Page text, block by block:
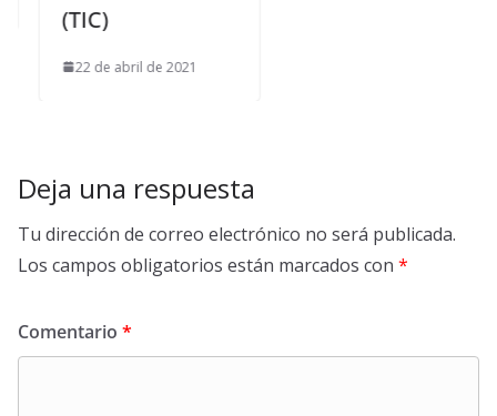
(TIC)
22 de abril de 2021
Deja una respuesta
Tu dirección de correo electrónico no será publicada.
Los campos obligatorios están marcados con *
Comentario *